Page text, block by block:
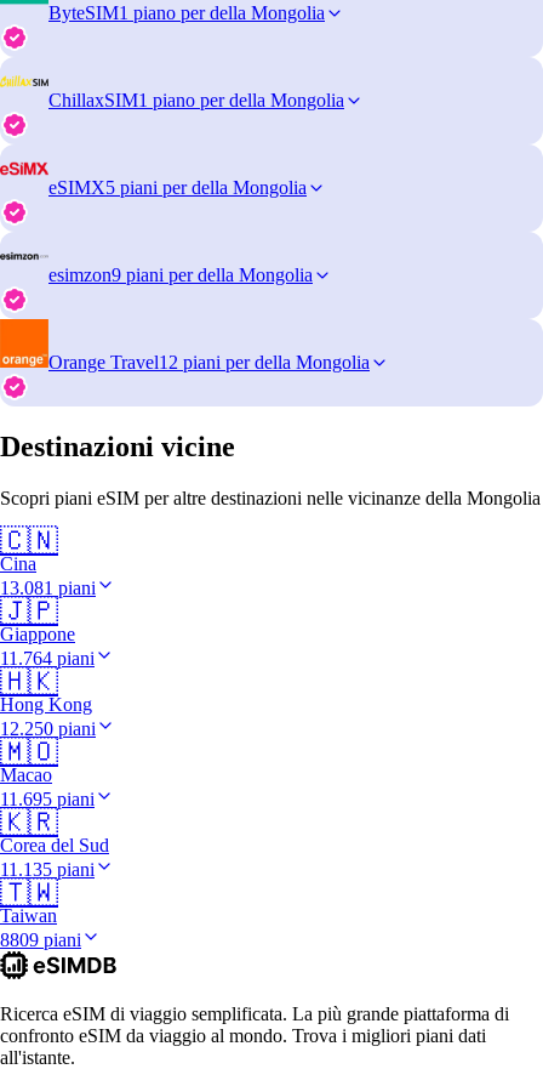
ByteSIM1 piano per della Mongolia
ChillaxSIM1 piano per della Mongolia
eSIMX5 piani per della Mongolia
esimzon9 piani per della Mongolia
Orange Travel12 piani per della Mongolia
Destinazioni vicine
Scopri piani eSIM per altre destinazioni nelle vicinanze della Mongolia
🇨🇳
Cina
13.081 piani
🇯🇵
Giappone
11.764 piani
🇭🇰
Hong Kong
12.250 piani
🇲🇴
Macao
11.695 piani
🇰🇷
Corea del Sud
11.135 piani
🇹🇼
Taiwan
8809 piani
Ricerca eSIM di viaggio semplificata. La più grande piattaforma di
confronto eSIM da viaggio al mondo. Trova i migliori piani dati
all'istante.